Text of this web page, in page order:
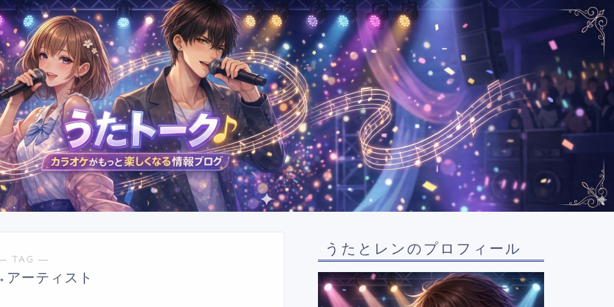
TAG ―
ーティスト
うたとレンのプロフィール